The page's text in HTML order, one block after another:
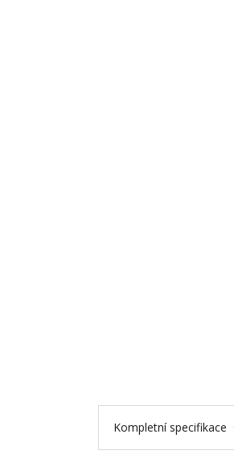
Kompletní specifikace